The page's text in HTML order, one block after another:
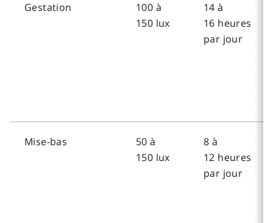
Gestation
100 à
150 lux
14 à
16 heures
par jour
Mise-bas
50 à
150 lux
8 à
12 heures
par jour